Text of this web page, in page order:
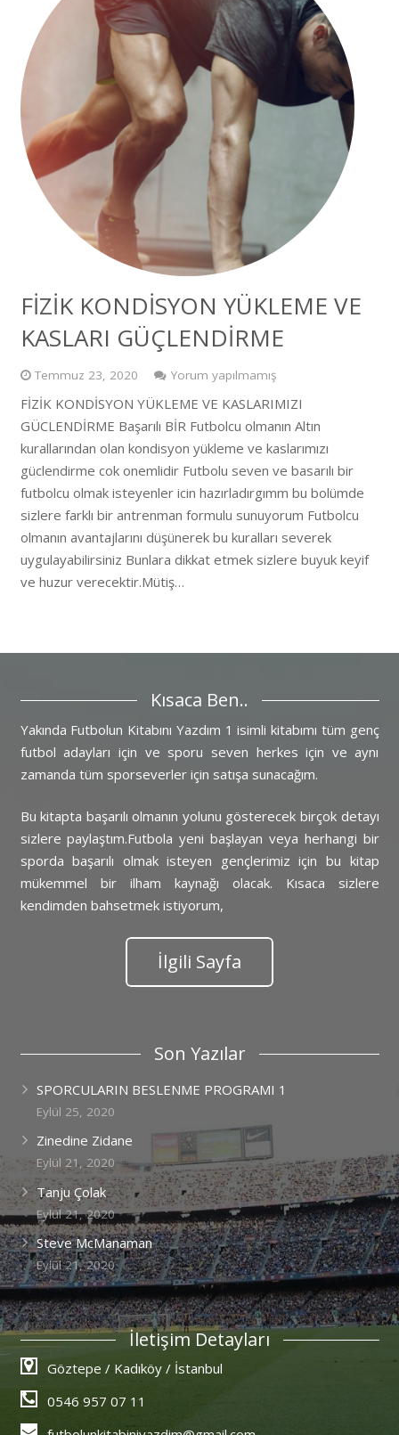
FİZİK KONDİSYON YÜKLEME VE
KASLARI GÜÇLENDİRME
Temmuz 23, 2020 Yorum yapılmamış
FİZİK KONDİSYON YÜKLEME VE KASLARIMIZI
GÜCLENDİRME Başarılı BİR Futbolcu olmanın Altın
kurallarından olan kondisyon yükleme ve kaslarımızı
güclendirme cok onemlidir Futbolu seven ve basarılı bir
futbolcu olmak isteyenler icin hazırladırgımm bu bolümde
sizlere farklı bir antrenman formulu sunuyorum Futbolcu
olmanın avantajlarını düşünerek bu kuralları severek
uygulayabilirsiniz Bunlara dikkat etmek sizlere buyuk keyif
ve huzur verecektir.Mütiş…
Kısaca Ben..
Yakında Futbolun Kitabını Yazdım 1 isimli kitabımı tüm genç
futbol adayları için ve sporu seven herkes için ve aynı
zamanda tüm sporseverler için satışa sunacağım.
Bu kitapta başarılı olmanın yolunu gösterecek birçok detayı
sizlere paylaştım.Futbola yeni başlayan veya herhangi bir
sporda başarılı olmak isteyen gençlerimiz için bu kitap
mükemmel bir ilham kaynağı olacak. Kısaca sizlere
kendimden bahsetmek istiyorum,
İlgili Sayfa
Son Yazılar
SPORCULARIN BESLENME PROGRAMI 1
Eylül 25, 2020
Zinedine Zidane
Eylül 21, 2020
Tanju Çolak
Eylül 21, 2020
Steve McManaman
Eylül 21, 2020
İletişim Detayları
Göztepe / Kadıköy / İstanbul
0546 957 07 11